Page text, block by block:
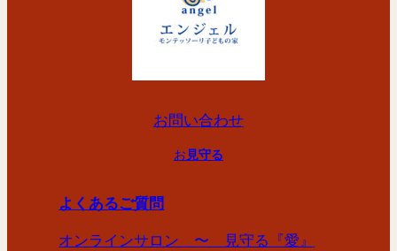
お問い合わせ
お見守る
よくあるご質問
オンラインサロン 〜 見守る『愛』